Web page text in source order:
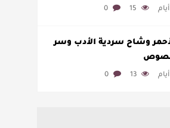
15
0
وشاح سردية الأدب وسر
13
0